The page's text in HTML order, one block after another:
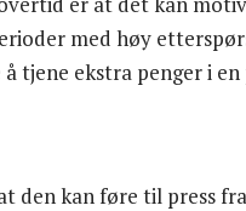
med høy
tjene ekstra penger i en
den kan føre til press